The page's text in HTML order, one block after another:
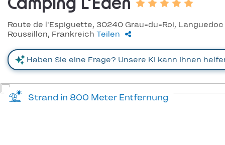
Camping L'Eden
Route de l'Espiguette, 30240 Grau-du-Roi, Languedoc
Roussillon, Frankreich Teilen
Strand in 800 Meter Entfernung